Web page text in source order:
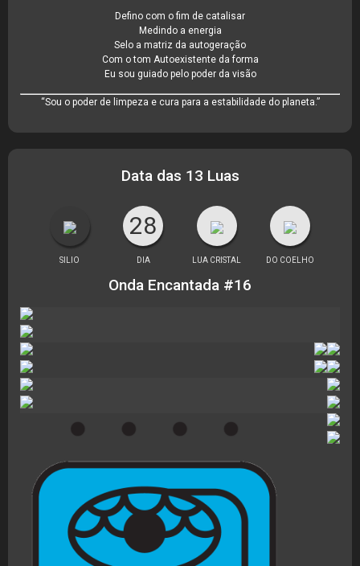
Defino com o fim de catalisar
Medindo a energia
Selo a matriz da autogeração
Com o tom Autoexistente da forma
Eu sou guiado pelo poder da visão
“Sou o poder de limpeza e cura para a estabilidade do planeta.”
Data das 13 Luas
28
SILIO DIA LUA CRISTAL DO COELHO
Onda Encantada #16